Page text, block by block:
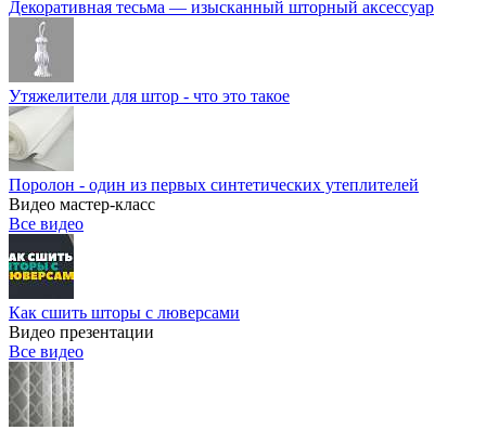
Декоративная тесьма — изысканный шторный аксессуар
Утяжелители для штор - что это такое
Поролон - один из первых синтетических утеплителей
Видео мастер-класс
Все видео
Как сшить шторы с люверсами
Видео презентации
Все видео